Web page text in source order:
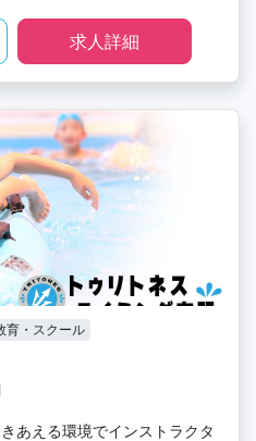
求人詳細
育・スクール
あえる環境でインストラクタ